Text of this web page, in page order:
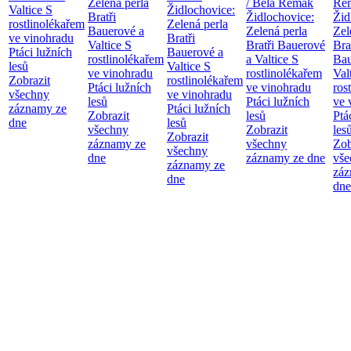
Valtice S
rostlinolékařem
ve vinohradu
Ptáci lužních
lesů
Zobrazit
všechny
záznamy ze
dne
Bratři
Bauerové a
Valtice S
rostlinolékařem
ve vinohradu
Ptáci lužních
lesů
Zobrazit
všechny
záznamy ze
dne
Židlochovice:
Zelená perla
Bratři
Bauerové a
Valtice S
rostlinolékařem
ve vinohradu
Ptáci lužních
lesů
Zobrazit
všechny
záznamy ze
dne
Židlochovice:
Zelená perla
Bratři Bauerové
a Valtice S
rostlinolékařem
ve vinohradu
Ptáci lužních
lesů
Zobrazit
všechny
záznamy ze dne
ve
dne